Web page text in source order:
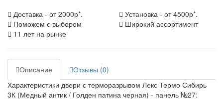
Доставка - от 2000р*.
Установка - от 4500р*.
Поможем с выбором
Широкий ассортимент
11 лет на рынке
Описание
Отзывы (0)
Характеристики двери с терморазрывом Лекс Термо Сибирь
3К (Медный антик / Голден патина черная) - панель №27: